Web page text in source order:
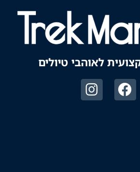
לאוהבי טיולים